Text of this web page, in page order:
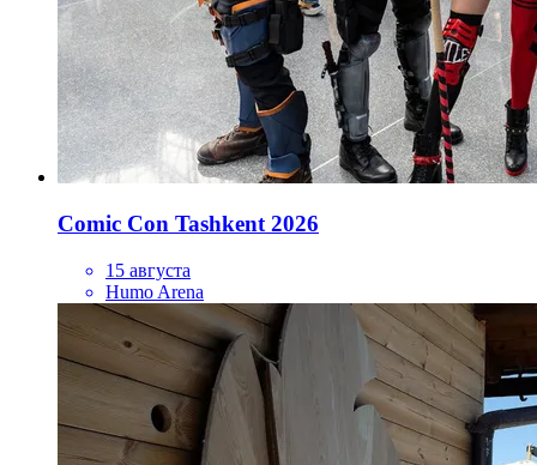
Comic Con Tashkent 2026
15 августа
Humo Arena